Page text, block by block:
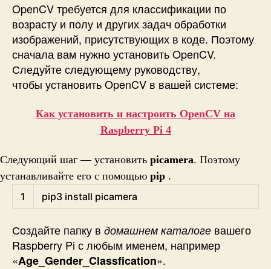
OpenCV требуется для классификации по
возрасту и полу и других задач обработки
изображений, присутствующих в коде. Поэтому
сначала вам нужно установить OpenCV.
Следуйте следующему руководству,
чтобы установить OpenCV в вашей системе:
Как установить и настроить OpenCV на
Raspberry Pi 4
Следующий шаг — установить picamera. Поэтому
устанавливайте его с помощью pip .
1 pip3 install picamera
Создайте папку в домашнем каталоге вашего
Raspberry Pi с любым именем, например
«Age_Gender_Classfication».